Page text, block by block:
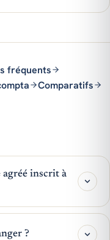
fréquents
Comparatifs
agréé inscrit à
?